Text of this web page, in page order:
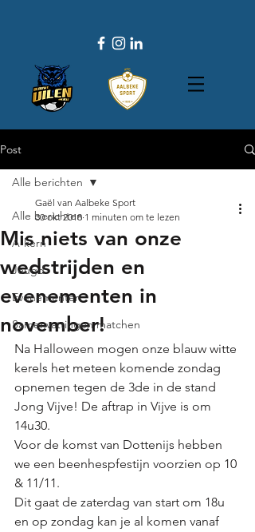
Post
Alle berichten
A-kern
Jeugd
Evenementen
Samenvattingen matchen
Alle berichten
Mis niets van onze
wedstrijden en
evenementen in
november!
Gaël van Aalbeke Sport
30 okt 2018 1 minuten om te lezen
Na Halloween mogen onze blauw witte
kerels het meteen komende zondag
opnemen tegen de 3de in de stand
Jong Vijve! De aftrap in Vijve is om
14u30.
Voor de komst van Dottenijs hebben
we een beenhespfestijn voorzien op 10
& 11/11.
Dit gaat de zaterdag van start om 18u
en op zondag kan je al komen vanaf